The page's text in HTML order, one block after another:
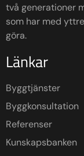
två generationer
som har med
göra.
Länkar
Byggtjänster
Byggkonsultation
Referenser
Kunskapsbanken